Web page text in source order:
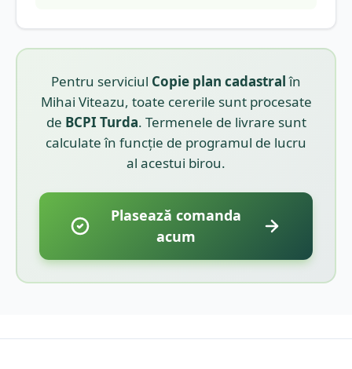
Pentru serviciul Copie plan cadastralîn
Mihai Viteazu, toate cererile sunt procesate
de BCPI Turda. Termenele de livrare sunt
calculate în funcție de programul de lucru
al acestui birou.
Plasează comanda
acum